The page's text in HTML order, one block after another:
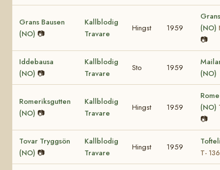
Grans Bausen
(NO) 📷
Kallblodig
Travare
Hingst 1959
(NO)
📷
Iddebausa
(NO) 📷
Kallblodig
Travare
Sto 1959
(NO)
Romeriksgutten
(NO) 📷
Kallblodig
Travare
Hingst 1959
(NO)
📷
Tovar Tryggsön
(NO) 📷
Kallblodig
Travare
Hingst 1959
T-